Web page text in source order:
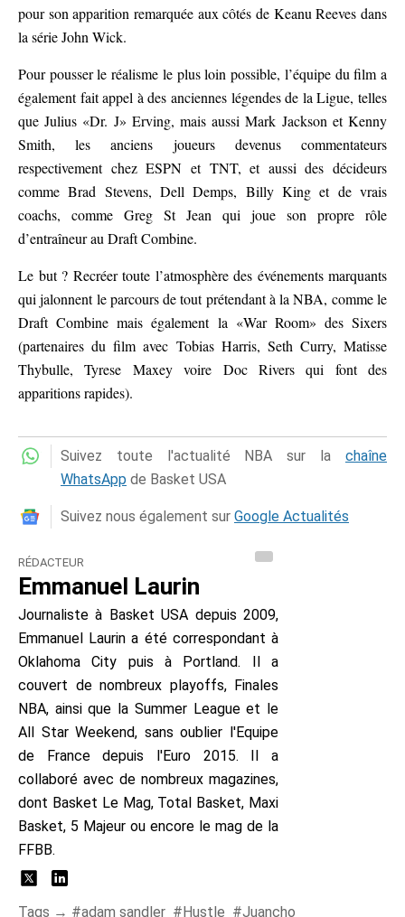
pour son apparition remarquée aux côtés de Keanu Reeves dans
la série John Wick.
Pour pousser le réalisme le plus loin possible, l’équipe du film a
également fait appel à des anciennes légendes de la Ligue, telles
que Julius «Dr. J» Erving, mais aussi Mark Jackson et Kenny
Smith, les anciens joueurs devenus commentateurs
respectivement chez ESPN et TNT, et aussi des décideurs
comme Brad Stevens, Dell Demps, Billy King et de vrais
coachs, comme Greg St Jean qui joue son propre rôle
d’entraîneur au Draft Combine.
Le but ? Recréer toute l’atmosphère des événements marquants
qui jalonnent le parcours de tout prétendant à la NBA, comme le
Draft Combine mais également la «War Room» des Sixers
(partenaires du film avec Tobias Harris, Seth Curry, Matisse
Thybulle, Tyrese Maxey voire Doc Rivers qui font des
apparitions rapides).
Suivez toute l'actualité NBA sur la chaîne
WhatsApp de Basket USA
Suivez nous également sur Google Actualités
RÉDACTEUR
Emmanuel Laurin
Journaliste à Basket USA depuis 2009,
Emmanuel Laurin a été correspondant à
Oklahoma City puis à Portland. Il a
couvert de nombreux playoffs, Finales
NBA, ainsi que la Summer League et le
All Star Weekend, sans oublier l'Equipe
de France depuis l'Euro 2015. Il a
collaboré avec de nombreux magazines,
dont Basket Le Mag, Total Basket, Maxi
Basket, 5 Majeur ou encore le mag de la
FFBB.
Tags → adam sandler Hustle Juancho